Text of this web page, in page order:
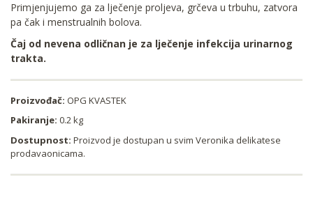
Primjenjujemo ga za lječenje proljeva, grčeva u trbuhu, zatvora
pa čak i menstrualnih bolova.
Čaj od nevena odličnan je za lječenje infekcija urinarnog
trakta.
Proizvođač: OPG KVASTEK
Pakiranje: 0.2 kg
Dostupnost: Proizvod je dostupan u svim Veronika delikatese
prodavaonicama.